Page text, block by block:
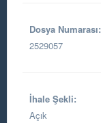
Dosya Numarası:
2529057
İhale Şekli:
Açık